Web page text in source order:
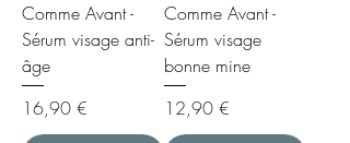
Comme Avant -
Sérum visage anti-
âge
Prix
16,90 €
Comme Avant -
Sérum visage
bonne mine
Prix
12,90 €